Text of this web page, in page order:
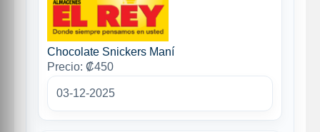
Chocolate Snickers Maní
Precio: ₡450
03-12-2025